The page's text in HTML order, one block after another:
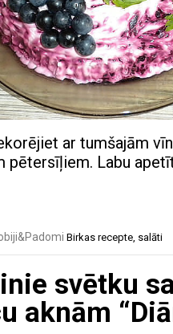
ar tumšajām
pētersīļiem. Labu
Birkasrecepte salāti
svētku
aknām